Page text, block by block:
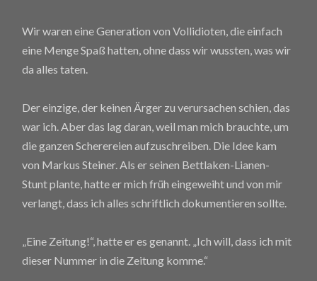
Wir waren eine Generation von Vollidioten, die einfach
eine Menge Spaß hatten, ohne dass wir wussten, was wir
da alles taten.
Der einzige, der keinen Ärger zu verursachen schien, das
war ich. Aber das lag daran, weil man mich brauchte, um
die ganzen Scherereien aufzuschreiben. Die Idee kam
von Markus Steiner. Als er seinen Bettlaken-Lianen-
Stunt plante, hatte er mich früh eingeweiht und von mir
verlangt, dass ich alles schriftlich dokumentieren sollte.
„Eine Zeitung!“, hatte er es genannt. „Ich will, dass ich mit
dieser Nummer in die Zeitung komme.“